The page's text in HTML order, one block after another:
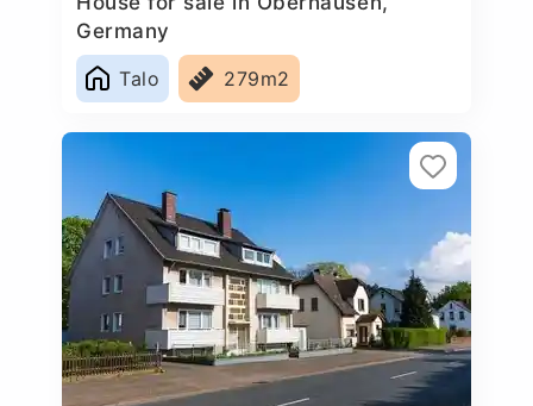
Germany
Talo
279m2